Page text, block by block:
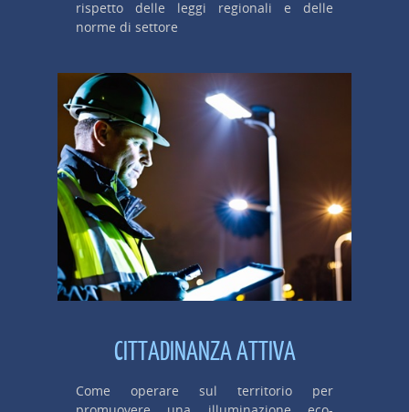
rispetto delle leggi regionali e delle
norme di settore
CITTADINANZA ATTIVA
Come operare sul territorio per